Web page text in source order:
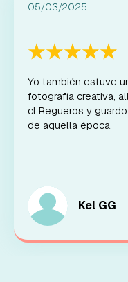
05/03/2025
Yo también estuve
fotografía creativa,
cl Regueros y
de aquella época.
Kel GG